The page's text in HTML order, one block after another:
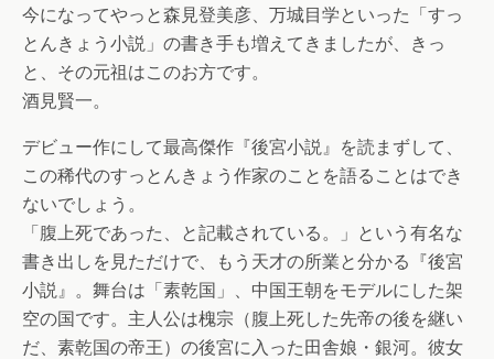
今になってやっと森見登美彦、万城目学といった「すっ
とんきょう小説」の書き手も増えてきましたが、きっ
と、その元祖はこのお方です。
酒見賢一。
デビュー作にして最高傑作『後宮小説』を読まずして、
この稀代のすっとんきょう作家のことを語ることはでき
ないでしょう。
「腹上死であった、と記載されている。」という有名な
書き出しを見ただけで、もう天才の所業と分かる『後宮
小説』。舞台は「素乾国」、中国王朝をモデルにした架
空の国です。主人公は槐宗（腹上死した先帝の後を継い
だ、素乾国の帝王）の後宮に入った田舎娘・銀河。彼女